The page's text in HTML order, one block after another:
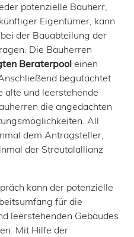
potenzielle Bauherr,
Eigentümer, kann
der Bauabteilung der
Die Bauherren
Beraterpool einen
begutachtet
alte und leerstehende
die angedachten
All
dem Antragsteller,
der Streutalallianz
kann der potenzielle
für die
leerstehenden Gebäudes
Mit Hilfe der